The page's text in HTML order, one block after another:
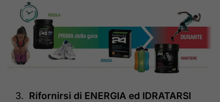
Rifornirsi di ENERGIA ed IDRATARSI